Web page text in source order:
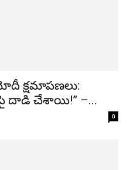
క్షమాపణలు:
దాడి చేశాయి!” –...
0